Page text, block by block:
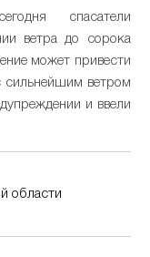
спасатели
ветра до сорока
может привести
сильнейшим ветром
и ввели
области